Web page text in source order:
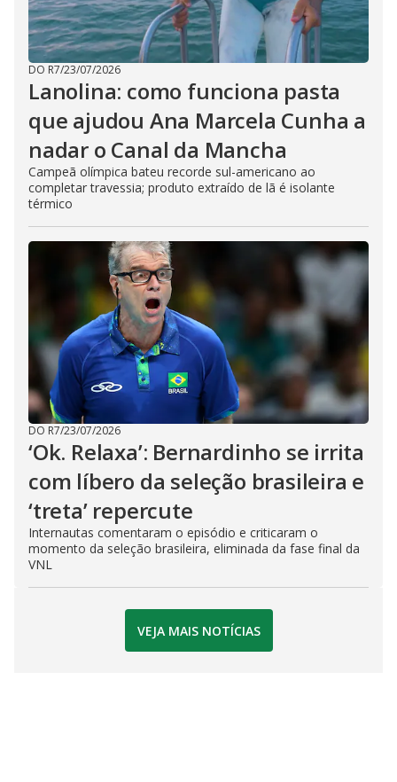
DO R7/23/07/2026
Lanolina: como funciona pasta
que ajudou Ana Marcela Cunha a
nadar o Canal da Mancha
Campeã olímpica bateu recorde sul-americano ao
completar travessia; produto extraído de lã é isolante
térmico
DO R7/23/07/2026
‘Ok. Relaxa’: Bernardinho se irrita
com líbero da seleção brasileira e
‘treta’ repercute
Internautas comentaram o episódio e criticaram o
momento da seleção brasileira, eliminada da fase final da
VNL
VEJA MAIS NOTÍCIAS